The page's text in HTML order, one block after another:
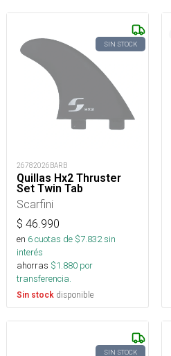
SIN STOCK
26782026BARB
Quillas Hx2 Thruster
Set Twin Tab
Scarfini
$ 46.990
en 6cuotas de $7.832sin
interés
ahorras $1.880 por
transferencia.
Sin stock disponible
SIN STOCK